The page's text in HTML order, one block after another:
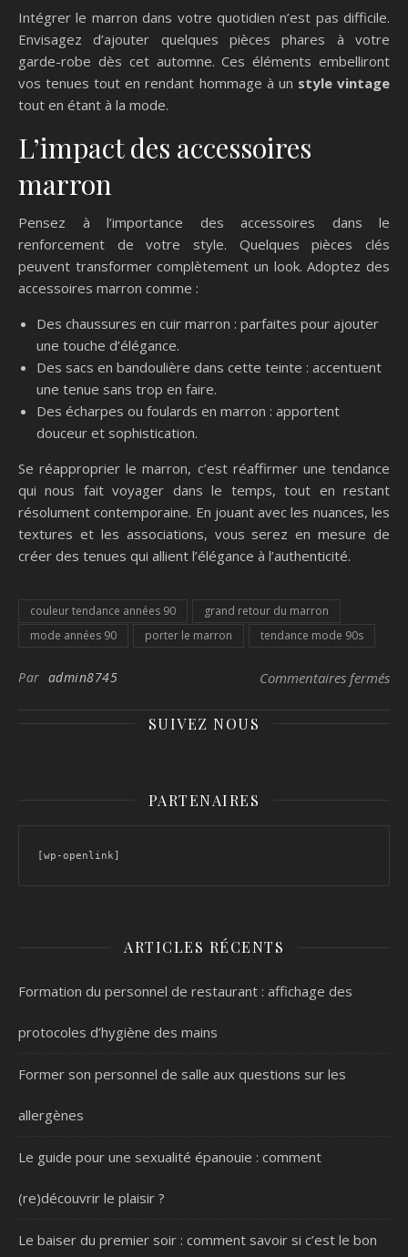
Intégrer le marron dans votre quotidien n’est pas difficile.
Envisagez d’ajouter quelques pièces phares à votre
garde-robe dès cet automne. Ces éléments embelliront
vos tenues tout en rendant hommage à un style vintage
tout en étant à la mode.
L’impact des accessoires
marron
Pensez à l’importance des accessoires dans le
renforcement de votre style. Quelques pièces clés
peuvent transformer complètement un look. Adoptez des
accessoires marron comme :
Des chaussures en cuir marron : parfaites pour ajouter
une touche d’élégance.
Des sacs en bandoulière dans cette teinte : accentuent
une tenue sans trop en faire.
Des écharpes ou foulards en marron : apportent
douceur et sophistication.
Se réapproprier le marron, c’est réaffirmer une tendance
qui nous fait voyager dans le temps, tout en restant
résolument contemporaine. En jouant avec les nuances, les
textures et les associations, vous serez en mesure de
créer des tenues qui allient l’élégance à l’authenticité.
couleur tendance années 90
grand retour du marron
mode années 90
porter le marron tendance mode 90s
Par admin8745 Commentaires fermés
SUIVEZ NOUS
PARTENAIRES
[wp-openlink]
ARTICLES RÉCENTS
Formation du personnel de restaurant : affichage des
protocoles d’hygiène des mains
Former son personnel de salle aux questions sur les
allergènes
Le guide pour une sexualité épanouie : comment
(re)découvrir le plaisir ?
Le baiser du premier soir : comment savoir si c’est le bon